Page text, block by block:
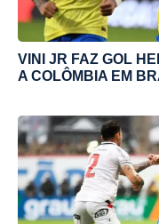
VINI JR FAZ GOL
A COLÔMBIA EM